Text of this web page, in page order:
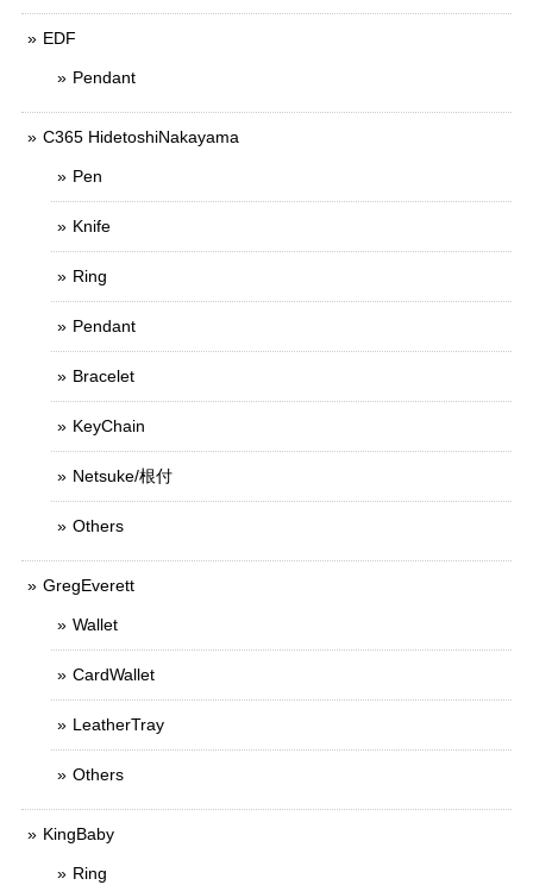
EDF
Pendant
C365 HidetoshiNakayama
Pen
Knife
Ring
Pendant
Bracelet
KeyChain
Netsuke/根付
Others
GregEverett
Wallet
CardWallet
LeatherTray
Others
KingBaby
Ring